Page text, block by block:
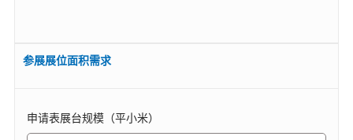
参展展位面积需求
申请表展台规模（平小米）